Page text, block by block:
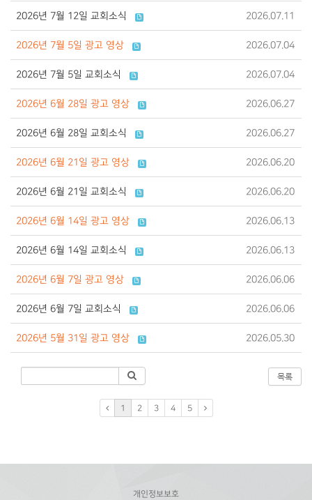
2026년 7월 12일 교회소식 2026.07.11
2026년 7월 5일 광고 영상 2026.07.04
2026년 7월 5일 교회소식 2026.07.04
2026년 6월 28일 광고 영상 2026.06.27
2026년 6월 28일 교회소식 2026.06.27
2026년 6월 21일 광고 영상 2026.06.20
2026년 6월 21일 교회소식 2026.06.20
2026년 6월 14일 광고 영상 2026.06.13
2026년 6월 14일 교회소식 2026.06.13
2026년 6월 7일 광고 영상 2026.06.06
2026년 6월 7일 교회소식 2026.06.06
2026년 5월 31일 광고 영상 2026.05.30
목록
1 2 3 4 5
개인정보보호